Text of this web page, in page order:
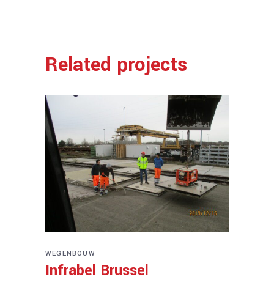
Related projects
WEGENBOUW
Infrabel Brussel